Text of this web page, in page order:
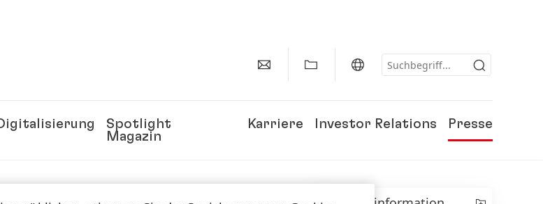
Spotlight
Magazin
Karriere Investor Relations Presse